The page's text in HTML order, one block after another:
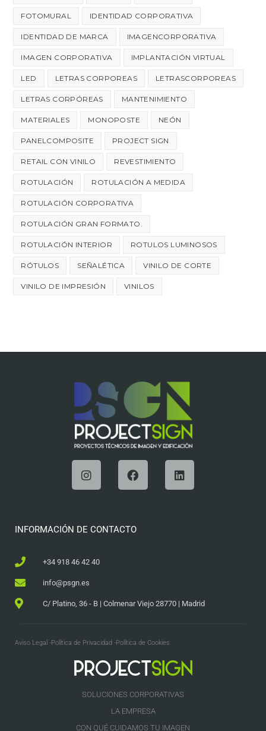
FOTOMURAL IDENTIDAD CORPORATIVA
IDENTIDAD DE MARCA IMAGENCORPORATIVA
IMAGEN CORPORATIVA IMPLANTACIÓN VIRTUAL
LED LETRAS CORPOREAS LETRASCORPOREAS
LETRAS CORPÓREAS MANTENIMIENTO
MATERIALES MONOPOSTE NEÓN
PANELCOMPOSITE PROJECT SIGN
RETAIL CON VINILO REVESTIMIENTO
ROTULACIÓN ROTULACIÓN A MEDIDA
ROTULACIÓN CORPORATIVA
ROTULACIÓN GRAN FORMATO.
ROTULACIÓN INTERIOR ROTULOS LUMINOSOS
RÓTULOS SEÑALÉTICA VINILO DE CORTE
VINILO DE IMPRESIÓN VINILOS
INFORMACIÓN DE CONTACTO
+34 918 46 42 40
info@psgn.es
C/ Platino, 36 - B | Colmenar Viejo 28770 | Madrid
Aviso Legal -Política de Privacidad -Política de Cookies
SOLUCIONES CORPORATIVAS
LA EMPRESA
CON QUÉ CUIDAMOS TU IMAGEN